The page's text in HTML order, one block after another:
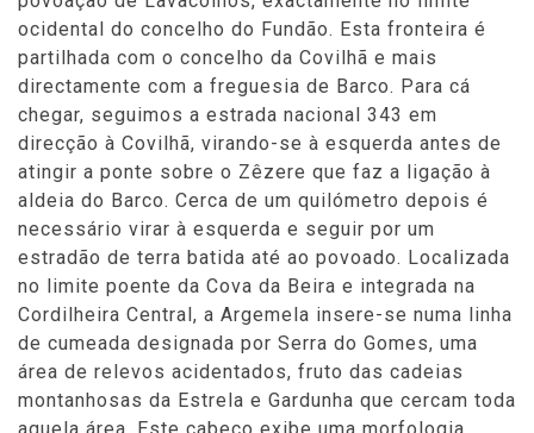
ocidental do concelho do Fundão. Esta fronteira é
partilhada com o concelho da Covilhã e mais
directamente com a freguesia de Barco. Para cá
chegar, seguimos a estrada nacional 343 em
direcção à Covilhã, virando-se à esquerda antes de
atingir a ponte sobre o Zêzere que faz a ligação à
aldeia do Barco. Cerca de um quilómetro depois é
necessário virar à esquerda e seguir por um
estradão de terra batida até ao povoado. Localizada
no limite poente da Cova da Beira e integrada na
Cordilheira Central, a Argemela insere-se numa linha
de cumeada designada por Serra do Gomes, uma
área de relevos acidentados, fruto das cadeias
montanhosas da Estrela e Gardunha que cercam toda